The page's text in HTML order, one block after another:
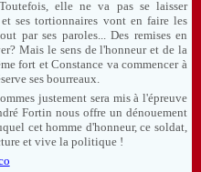
elle ne va pas se laisser
ses tortionnaires vont en faire les
par ses paroles... Des remises en
Mais le sens de l'honneur et de la
fort et Constance va commencer à
ses bourreaux.
justement sera mis à l'épreuve
Fortin nous offre un dénouement
cet homme d'honneur, ce soldat,
et vive la politique !